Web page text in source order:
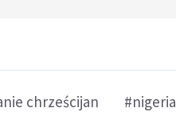
chrześcijan #nigeria